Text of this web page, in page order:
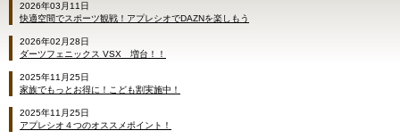
2026年03月11日
快適空間でスポーツ観戦！アプレシオでDAZNを楽しもう
2026年02月28日
ダーツフェニックス VSX 増台！！
2025年11月25日
家族でもっとお得に！こども割実施中！
2025年11月25日
アプレシオ４つのオススメポイント！